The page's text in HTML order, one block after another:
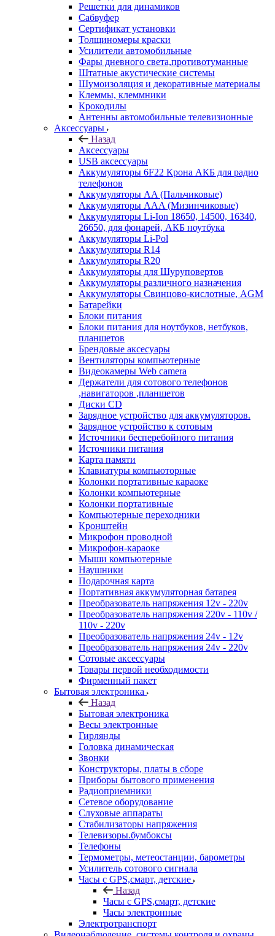
Решетки для динамиков
Сабвуфер
Сертификат установки
Толщиномеры краски
Усилители автомобильные
Фары дневного света,противотуманные
Штатные акустические системы
Шумоизоляция и декоративные материалы
Клеммы, клеммники
Крокодилы
Антенны автомобильные телевизионные
Аксессуары
Назад
Аксессуары
USB аксессуары
Аккумуляторы 6F22 Крона АКБ для радио
телефонов
Аккумуляторы AA (Пальчиковые)
Аккумуляторы AAA (Мизинчиковые)
Аккумуляторы Li-Ion 18650, 14500, 16340,
26650, для фонарей, АКБ ноутбука
Аккумуляторы Li-Pol
Аккумуляторы R14
Аккумуляторы R20
Аккумуляторы для Шуруповертов
Аккумуляторы различного назначения
Аккумуляторы Свинцово-кислотные, AGM
Батарейки
Блоки питания
Блоки питания для ноутбуков, нетбуков,
планшетов
Брендовые аксесуары
Вентиляторы компьютерные
Видеокамеры Web camera
Держатели для сотового телефонов
,навигаторов ,планшетов
Диски CD
Зарядное устройство для аккумуляторов.
Зарядное устройство к сотовым
Источники бесперебойного питания
Источники питания
Карта памяти
Клавиатуры компьюторные
Колонки портативные караоке
Колонки компьютерные
Колонки портативные
Компьютерные переходники
Кронштейн
Микрофон проводной
Микрофон-караоке
Мыши компьютерные
Наушники
Подарочная карта
Портативная аккумуляторная батарея
Преобразователь напряжения 12v - 220v
Преобразователь напряжения 220v - 110v /
110v - 220v
Преобразователь напряжения 24v - 12v
Преобразователь напряжения 24v - 220v
Сотовые аксессуары
Товары первой необходимости
Фирменный пакет
Бытовая электроника
Назад
Бытовая электроника
Весы электронные
Гирлянды
Головка динамическая
Звонки
Конструкторы, платы в сборе
Приборы бытового применения
Радиоприемники
Сетевое оборудование
Слуховые аппараты
Стабилизаторы напряжения
Телевизоры.бумбоксы
Телефоны
Термометры, метеостанции, барометры
Усилитель сотового сигнала
Часы с GPS,смарт, детские
Назад
Часы с GPS,смарт, детские
Часы электронные
Электротранспорт